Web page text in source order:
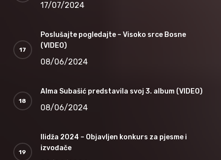
17/07/2024
Poslušajte pogledajte – Visoko srce Bosne
(VIDEO)
08/06/2024
Alma Subašić predstavila svoj 3. album (VIDEO)
08/06/2024
Ilidža 2024 – Objavljen konkurs za pjesme i
izvođače